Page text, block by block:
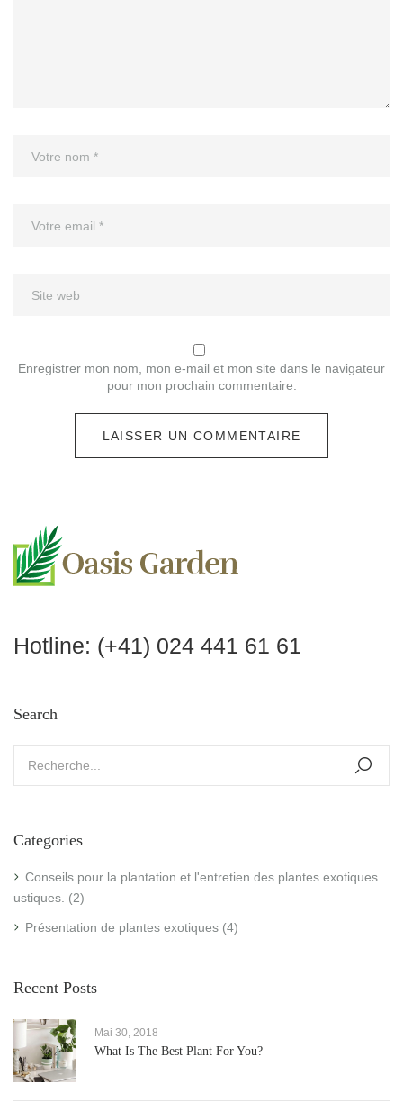
Hotline: (+41) 024 441 61 61
Search
Categories
Conseils pour la plantation et l'entretien des plantes exotiques
rustiques. (2)
Présentation de plantes exotiques (4)
Recent Posts
Mai 30, 2018
What Is The Best Plant For You?
Enregistrer mon nom, mon e-mail et mon site dans le navigateur
pour mon prochain commentaire.